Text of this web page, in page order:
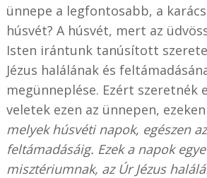
ünnepe a legfontosabb, a
húsvét? A húsvét, mert az
Isten irántunk tanúsított
Jézus halálának és
megünneplése. Ezért szeretnék
veletek ezen az ünnepen,
melyek húsvéti napok, egészen
feltámadásáig. Ezek a napok
misztériumnak, az Úr Jézus